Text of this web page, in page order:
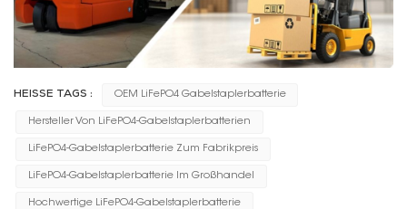
HEISSE TAGS : OEM LiFePO4 Gabelstaplerbatterie
Hersteller Von LiFePO4-Gabelstaplerbatterien
LiFePO4-Gabelstaplerbatterie Zum Fabrikpreis
LiFePO4-Gabelstaplerbatterie Im Großhandel
Hochwertige LiFePO4-Gabelstaplerbatterie